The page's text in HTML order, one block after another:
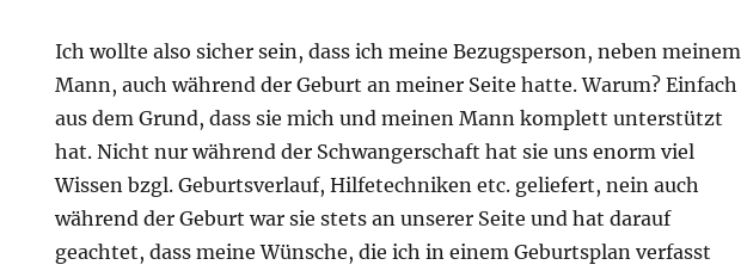
Ich wollte also sicher sein, dass ich meine Bezugsperson, neben meinem
Mann, auch während der Geburt an meiner Seite hatte. Warum? Einfach
aus dem Grund, dass sie mich und meinen Mann komplett unterstützt
hat. Nicht nur während der Schwangerschaft hat sie uns enorm viel
Wissen bzgl. Geburtsverlauf, Hilfetechniken etc. geliefert, nein auch
während der Geburt war sie stets an unserer Seite und hat darauf
geachtet, dass meine Wünsche, die ich in einem Geburtsplan verfasst